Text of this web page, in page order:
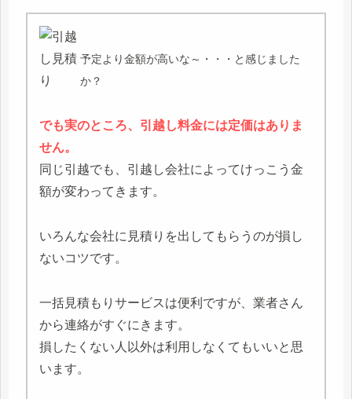
予定より金額が高いな～・・・と感じました
か？
でも実のところ、引越し料金には定価はありま
せん。
同じ引越でも、引越し会社によってけっこう金
額が変わってきます。
いろんな会社に見積りを出してもらうのが損し
ないコツです。
一括見積もりサービスは便利ですが、業者さん
から連絡がすぐにきます。
損したくない人以外は利用しなくてもいいと思
います。